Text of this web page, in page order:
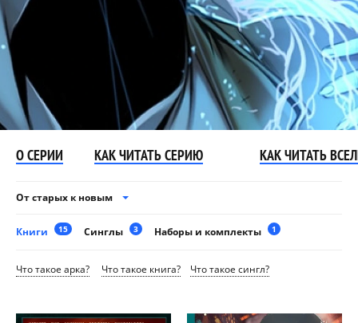
О СЕРИИ КАК ЧИТАТЬ СЕРИЮ КАК ЧИТАТЬ
От старых к новым
Книги 15 Синглы 3 Наборы и комплекты 1
Что такое арка? Что такое книга? Что такое сингл?